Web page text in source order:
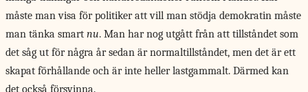
måste man visa för politiker att vill man stödja demokratin måste
man tänka smart nu. Man har nog utgått från att tillståndet som
det såg ut för några år sedan är normaltillståndet, men det är ett
skapat förhållande och är inte heller lastgammalt. Därmed kan
det också försvinna.